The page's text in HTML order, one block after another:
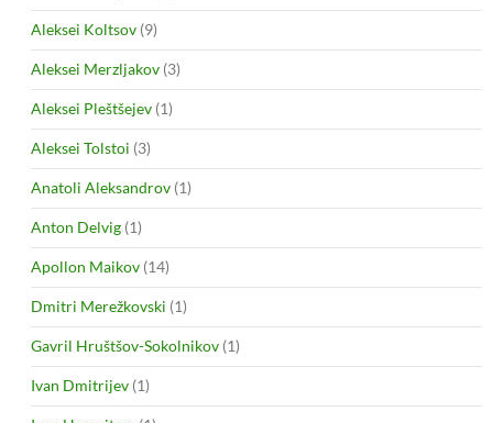
Aleksei Koltsov (9)
Aleksei Merzljakov (3)
Aleksei Pleštšejev (1)
Aleksei Tolstoi (3)
Anatoli Aleksandrov (1)
Anton Delvig (1)
Apollon Maikov (14)
Dmitri Merežkovski (1)
Gavril Hruštšov-Sokolnikov (1)
Ivan Dmitrijev (1)